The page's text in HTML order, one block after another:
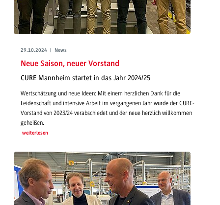
29.10.2024 | News
Neue Saison, neuer Vorstand
CURE Mannheim startet in das Jahr 2024/25
Wertschätzung und neue Ideen: Mit einem herzlichen Dank für die
Leidenschaft und intensive Arbeit im vergangenen Jahr wurde der CURE-
Vorstand von 2023/24 verabschiedet und der neue herzlich willkommen
geheißen.
weiterlesen